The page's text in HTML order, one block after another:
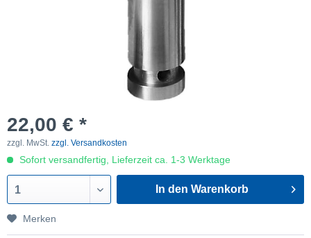
22,00 € *
zzgl. MwSt. zzgl. Versandkosten
Sofort versandfertig, Lieferzeit ca. 1-3 Werktage
1 In den Warenkorb
Merken